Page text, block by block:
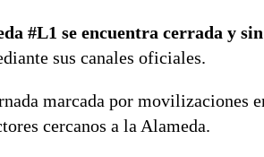
#L1 se encuentra cerrada y
sus canales oficiales.
marcada por movilizaciones
cercanos a la Alameda.